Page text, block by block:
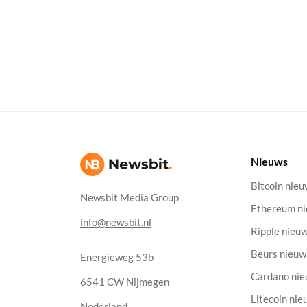
Newsbit Media Group
info@newsbit.nl
Energieweg 53b
6541 CW Nijmegen
Nieuws
Bitcoin
Ethereum
Ripple
Beurs
Cardano
Litecoin